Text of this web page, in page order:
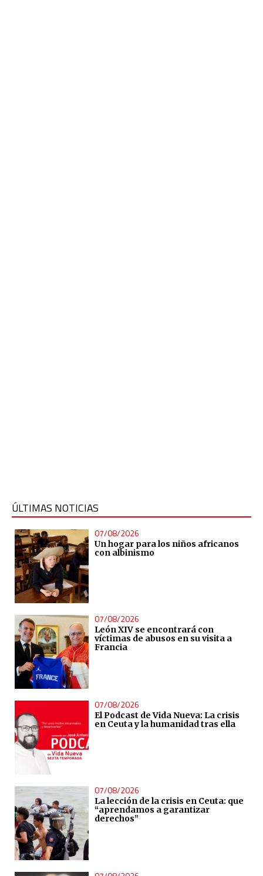
ÚLTIMAS NOTICIAS
07/08/2026
Un hogar para los niños africanos
con albinismo
07/08/2026
León XIV se encontrará con
víctimas de abusos en su visita a
Francia
07/08/2026
El Podcast de Vida Nueva: La crisis
en Ceuta y la humanidad tras ella
07/08/2026
La lección de la crisis en Ceuta: que
“aprendamos a garantizar
derechos”